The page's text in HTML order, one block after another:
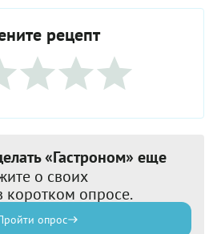
рецепт
«Гастроном» еще
о своих
коротком опросе.
опрос